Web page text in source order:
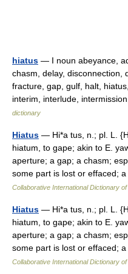
hiatus — I noun abeyance,
chasm, delay, disconnection,
fracture, gap, gulf, halt,
interim, interlude,
dictionary
Hiatus — Hi*a tus, n.; pl. L.
hiatum, to gape; akin to E.
aperture; a gap; a chasm;
some part is lost or effaced;
Collaborative International Dictionary of
Hiatus — Hi*a tus, n.; pl. L.
hiatum, to gape; akin to E.
aperture; a gap; a chasm;
some part is lost or effaced;
Collaborative International Dictionary of